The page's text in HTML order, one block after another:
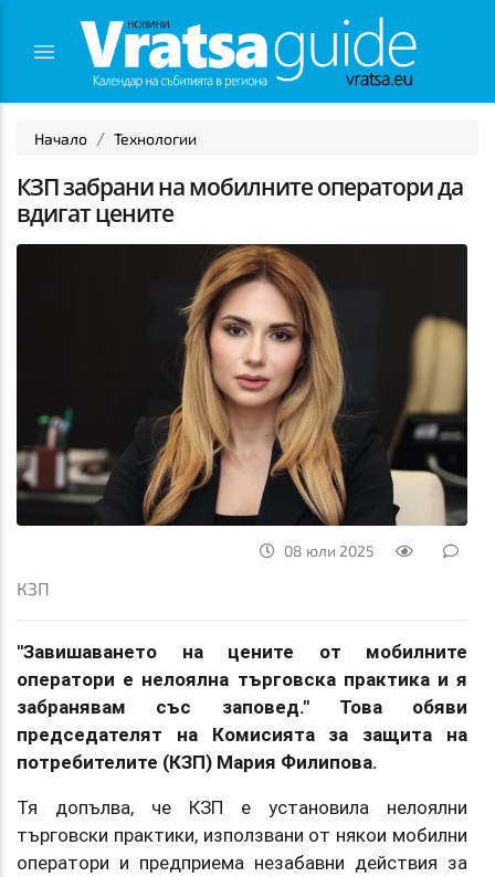
Начало Технологии
КЗП забрани на мобилните оператори да
вдигат цените
08 юли 2025
КЗП
"Завишаването на цените от мобилните
оператори е нелоялна търговска практика и я
забранявам със заповед." Това обяви
председателят на Комисията за защита на
потребителите (КЗП) Мария Филипова.
Тя допълва, че КЗП е установила нелоялни
търговски практики, използвани от някои мобилни
оператори и предприема незабавни действия за